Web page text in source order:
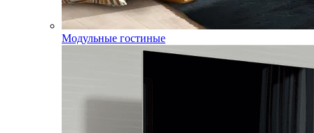
Модульные гостиные